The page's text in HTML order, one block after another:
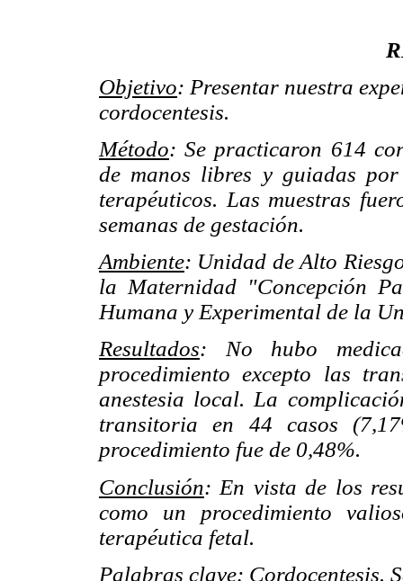
Objetivo: Presentar nuestra
cordocentesis.
Método: Se practicaron 614
de manos libres y guiadas
terapéuticos. Las muestras
semanas de gestación.
Ambiente: Unidad de Alto
la Maternidad "Concepción
Humana y Experimental de la
Resultados: No hubo
procedimiento excepto las
anestesia local. La
transitoria en 44 casos
procedimiento fue de 0,48%.
Conclusión: En vista de los
como un procedimiento
terapéutica fetal.
Palabras clave: Cordocentesis.